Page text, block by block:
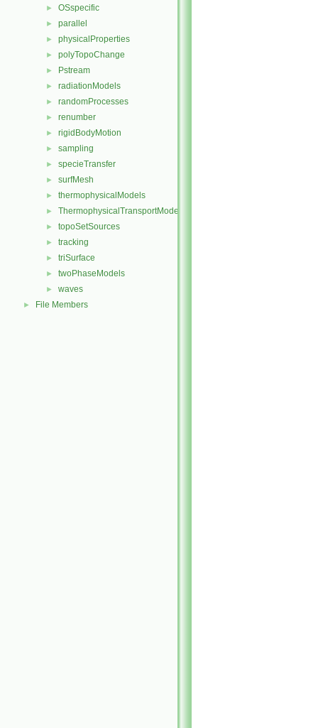
► OSspecific
► parallel
► physicalProperties
► polyTopoChange
► Pstream
► radiationModels
► randomProcesses
► renumber
► rigidBodyMotion
► sampling
► specieTransfer
► surfMesh
► thermophysicalModels
► ThermophysicalTransportModels
► topoSetSources
► tracking
► triSurface
► twoPhaseModels
► waves
► File Members